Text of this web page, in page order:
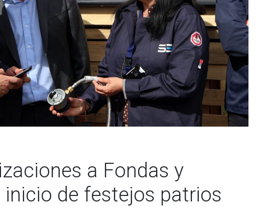
a Fondas y
inicio de festejos patrios